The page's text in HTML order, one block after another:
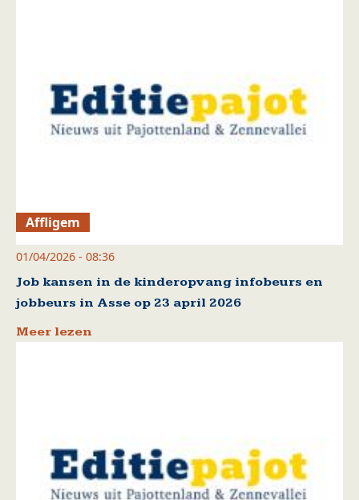
Affligem
01/04/2026 - 08:36
Job kansen in de kinderopvang infobeurs en
jobbeurs in Asse op 23 april 2026
Meer lezen